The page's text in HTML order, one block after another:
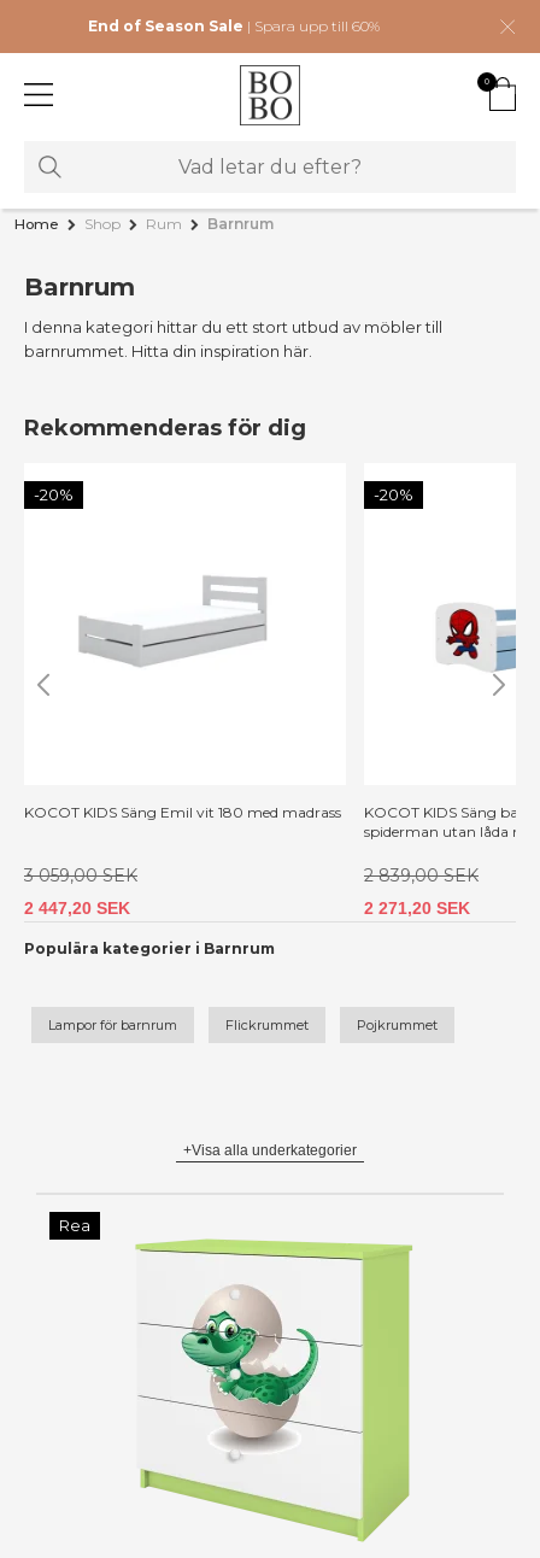
End of Season Sale | Spara upp till 60%
0
Home Shop Rum Barnrum
Barnrum
I denna kategori hittar du ett stort utbud av möbler till
barnrummet. Hitta din inspiration här.
Rekommenderas för dig
-20%
KOCOT KIDS Säng Emil vit 180 med madrass
3 059,00 SEK
2 447,20 SEK
-20%
KOCOT KIDS Säng
spiderman utan låda
2 839,00 SEK
2 271,20 SEK
Populära kategorier i Barnrum
Lampor för barnrum Flickrummet Pojkrummet
+Visa alla underkategorier
Rea